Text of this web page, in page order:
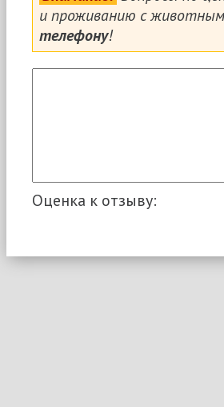
и проживанию с
телефону!
Оценка к отзыву: